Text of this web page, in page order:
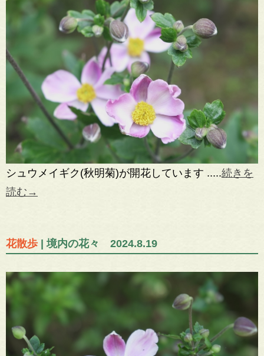
シュウメイギク(秋明菊)が開花しています .....続きを
読む→
花散歩 | 境内の花々 2024.8.19